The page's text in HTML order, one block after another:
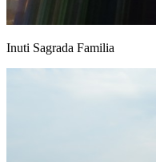
Inuti Sagrada Familia